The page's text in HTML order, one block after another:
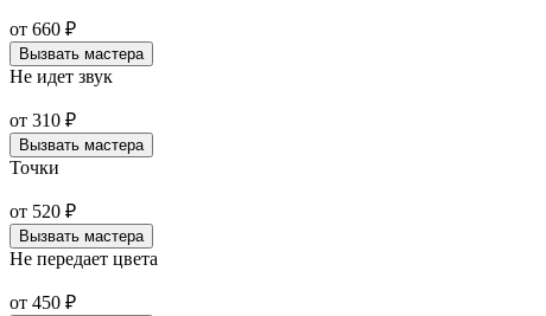
от 660 ₽
Вызвать мастера
Не идет звук
от 310 ₽
Вызвать мастера
Точки
от 520 ₽
Вызвать мастера
Не передает цвета
от 450 ₽